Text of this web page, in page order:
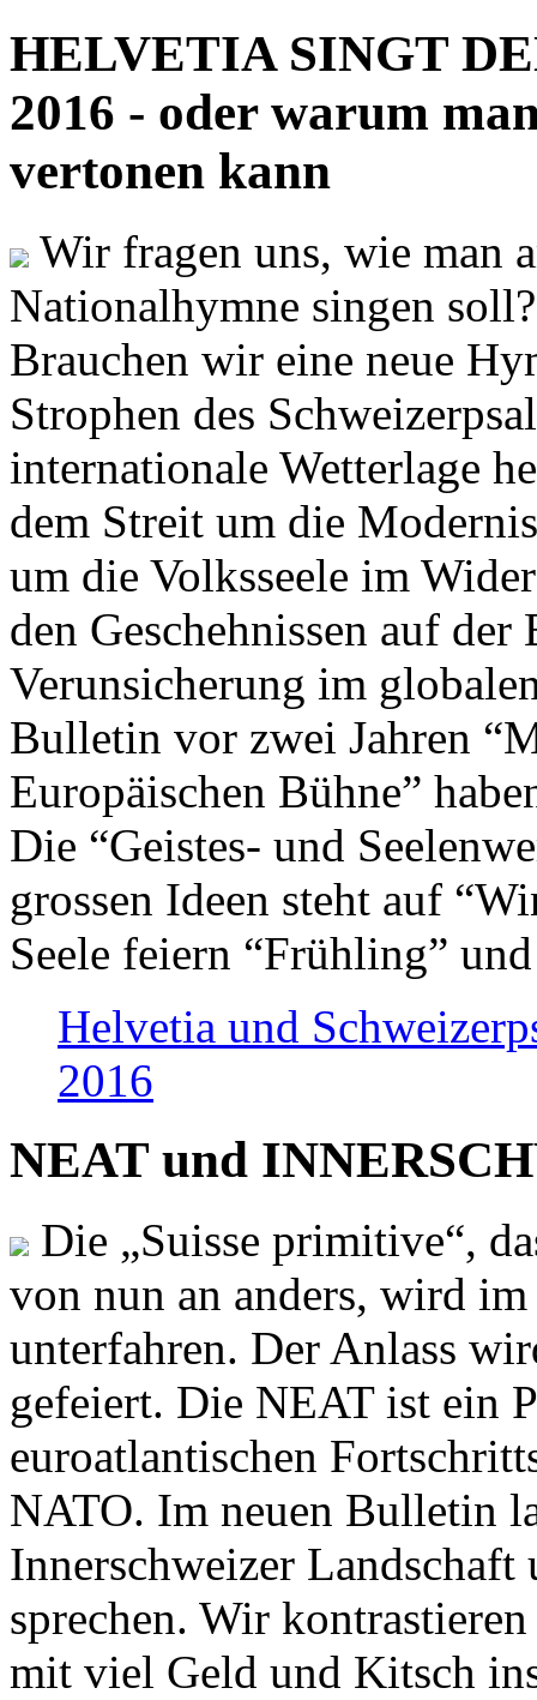
HELVETIA SINGT
2016 - oder warum
vertonen kann
Wir fragen uns, wie man
Nationalhymne singen
Brauchen wir eine neue
Strophen des
internationale Wetterlage
dem Streit um die
um die Volksseele im
den Geschehnissen auf
Verunsicherung im
Bulletin vor zwei Jahren
Europäischen Bühne”
Die “Geistes- und
grossen Ideen steht auf
Seele feiern “Frühling”
Helvetia und
2016
NEAT und
Die „Suisse primitive“,
von nun an anders, wird
unterfahren. Der Anlass
gefeiert. Die NEAT ist ein
euroatlantischen
NATO. Im neuen Bulletin
Innerschweizer
sprechen. Wir
mit viel Geld und Kitsch